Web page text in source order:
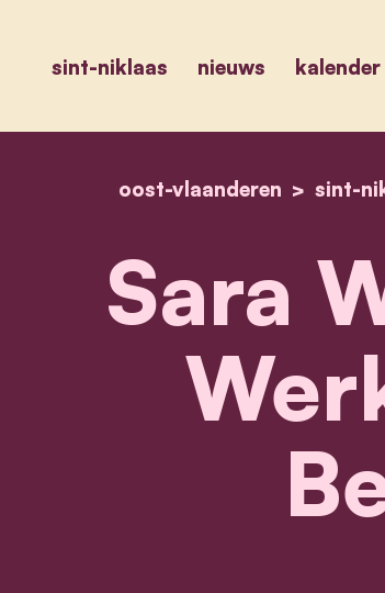
sint-niklaas nieuws kalender
oost-vlaanderen sint-
Sara